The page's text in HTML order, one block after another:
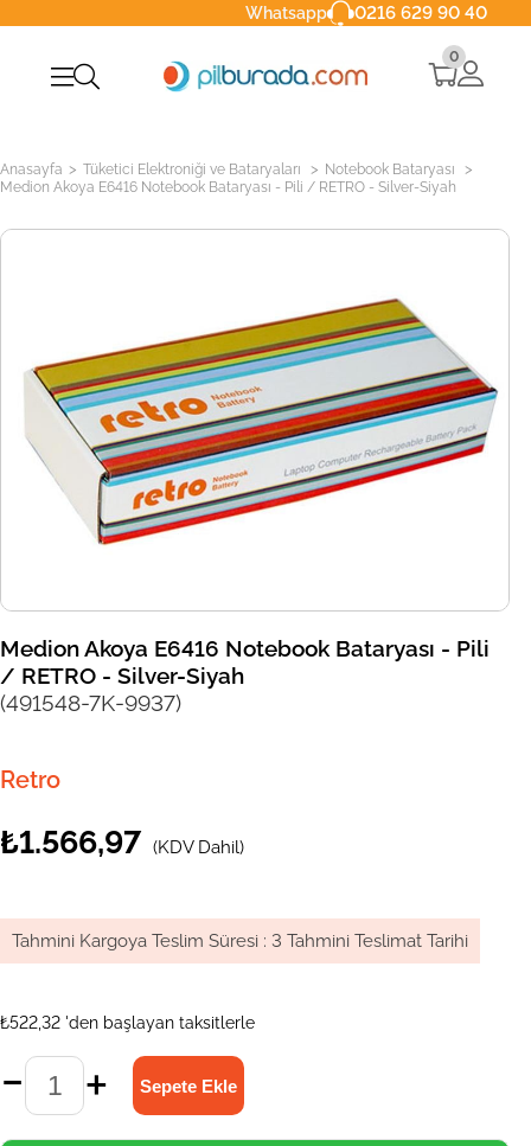
Whatsapp 0216 629 90 40
0
Anasayfa > Tüketici Elektroniği ve Bataryaları > Notebook Bataryası >
Medion Akoya E6416 Notebook Bataryası - Pili / RETRO - Silver-Siyah
Medion Akoya E6416 Notebook Bataryası - Pili
/ RETRO - Silver-Siyah
(491548-7K-9937)
Retro
₺1.566,97 (KDV Dahil)
Tahmini Kargoya Teslim Süresi : 3 Tahmini Teslimat Tarihi
₺522,32 'den başlayan taksitlerle